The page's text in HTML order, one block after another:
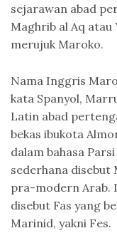
sejarawan abad
Maghrib al Aq
merujuk Maroko.
Nama Inggris
kata Spanyol,
Latin abad
bekas ibukota
dalam bahasa
sederhana disebut
pra-modern Arab.
disebut Fas yang
Marinid, yakni Fes.